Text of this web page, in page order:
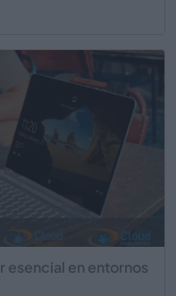
esencial en entornos